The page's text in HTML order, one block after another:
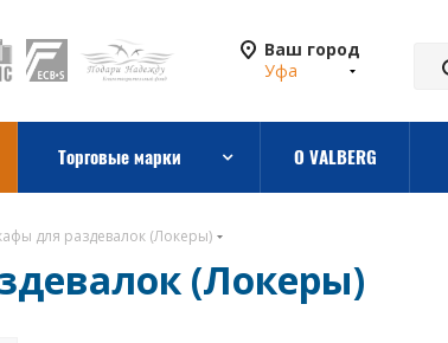
Ваш город
Уфа
Торговые марки О VALBERG
для раздевалок (Локеры)
(Локеры)